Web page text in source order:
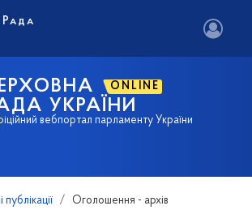
ONLINE
УКРАЇНИ
вебпортал парламенту України
Рада
публікації Оголошення - архів